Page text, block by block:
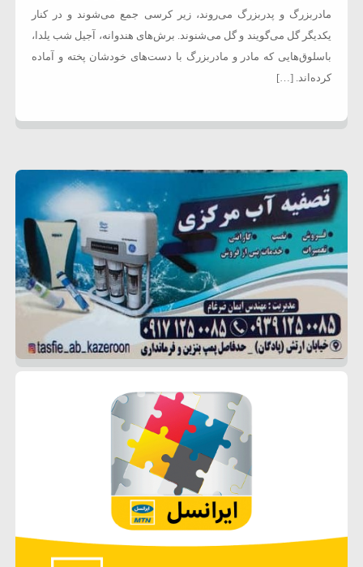
مادربزرگ و پدربزرگ می‌روند، زیر کرسی جمع می‌شوند و در کنار
یکدیگر گل می‌گویند و گل می‌شنوند. برش‌های هندوانه، آجیل شب یلدا،‌
باسلوق‌هایی که مادر و مادربزرگ با دست‌های خودشان پخته و آماده
کرده‌‌اند. […]